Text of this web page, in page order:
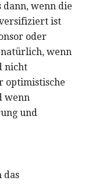
wenn die
ist
oder
wenn
nicht
optimistische
wenn
und
das